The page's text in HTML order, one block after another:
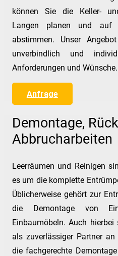
können Sie die Keller-
Langen planen und auf
abstimmen. Unser
unverbindlich und
Anforderungen und Wünsche.
Anfrage
Demontage,
Abbrucharbeiten
Leerräumen und Reinigen
es um die komplette
Üblicherweise gehört zur
die Demontage von
Einbaumöbeln. Auch
als zuverlässiger Partner
die fachgerechte